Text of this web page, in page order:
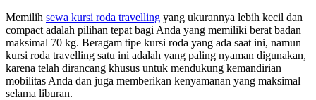
Memilih sewa kursi roda travelling yang ukurannya lebih kecil dan
compact adalah pilihan tepat bagi Anda yang memiliki berat badan
maksimal 70 kg. Beragam tipe kursi roda yang ada saat ini, namun
kursi roda travelling satu ini adalah yang paling nyaman digunakan,
karena telah dirancang khusus untuk mendukung kemandirian
mobilitas Anda dan juga memberikan kenyamanan yang maksimal
selama liburan.